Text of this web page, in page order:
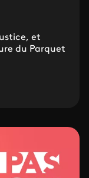
et
du Parquet